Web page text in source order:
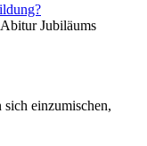
Jubiläums
einzumischen,